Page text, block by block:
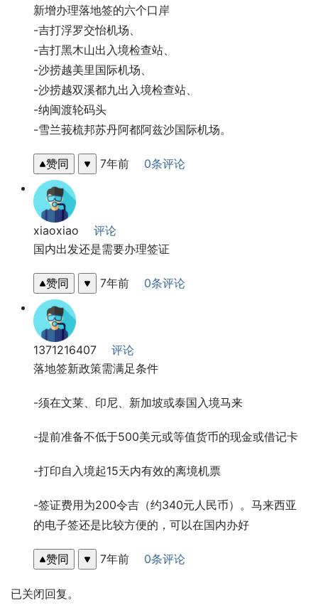
新增办理落地签的六个口岸
-吉打浮罗交怡机场、
-吉打黑木山出入境检查站、
-沙捞越美里国际机场、
-沙捞越双溪都九出入境检查站、
-纳闽渡轮码头
-雪兰莪梳邦苏丹阿都阿兹沙国际机场。
赞同 7年前 0条评论
xiaoxiao
评论
国内出发还是需要办理签证
赞同 7年前 0条评论
1371216407
评论
落地签新政策需满足条件
-须在文莱、印尼、新加坡或泰国入境马来
-提前准备不低于500美元或等值货币的现金或借记卡
-打印自入境起15天内有效的离境机票
-签证费用为200令吉（约340元人民币）。马来西亚
的电子签还是比较方便的，可以在国内办好
赞同 7年前 0条评论
已关闭回复。